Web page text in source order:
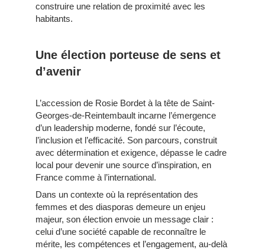
construire une relation de proximité avec les
habitants.
Une élection porteuse de sens et
d’avenir
L’accession de Rosie Bordet à la tête de Saint-
Georges-de-Reintembault incarne l’émergence
d’un leadership moderne, fondé sur l’écoute,
l’inclusion et l’efficacité. Son parcours, construit
avec détermination et exigence, dépasse le cadre
local pour devenir une source d’inspiration, en
France comme à l’international.
Dans un contexte où la représentation des
femmes et des diasporas demeure un enjeu
majeur, son élection envoie un message clair :
celui d’une société capable de reconnaître le
mérite, les compétences et l’engagement, au-delà